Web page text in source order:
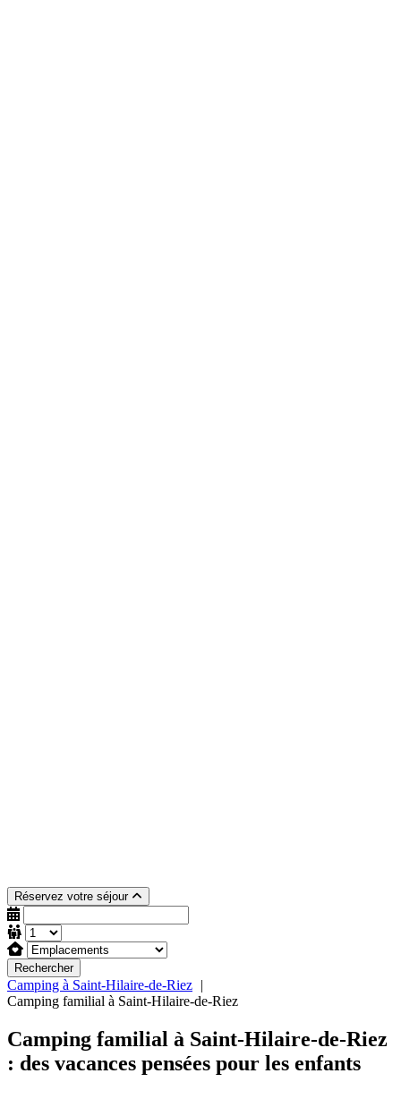
Réservez votre séjour
Rechercher
Camping à Saint-Hilaire-de-Riez
Camping familial à Saint-Hilaire-de-Riez
Camping familial à Saint-Hilaire-de-Riez
: des vacances pensées pour les enfants